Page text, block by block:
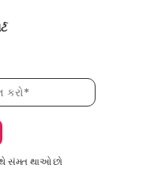
સંમત થાઓ છો